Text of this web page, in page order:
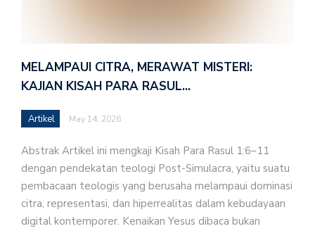
MELAMPAUI CITRA, MERAWAT MISTERI:
KAJIAN KISAH PARA RASUL…
Artikel May 14, 2026
Abstrak Artikel ini mengkaji Kisah Para Rasul 1:6–11
dengan pendekatan teologi Post-Simulacra, yaitu suatu
pembacaan teologis yang berusaha melampaui dominasi
citra, representasi, dan hiperrealitas dalam kebudayaan
digital kontemporer. Kenaikan Yesus dibaca bukan